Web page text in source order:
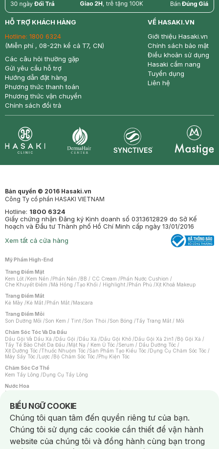
return nowfree price
HỖ TRỢ KHÁCH HÀNG
Hotline: 1800 6324
(Miễn phí , 08-22h kể cả T7, CN)
Các câu hỏi thường gặp
Gửi yêu cầu hỗ trợ
Hướng dẫn đặt hàng
Phương thức thanh toán
Phương thức vận chuyển
Chính sách đổi trả
VỀ HASAKI.VN
Giới thiệu Hasaki.vn
Chính sách bảo mật
Điều khoản sử dụng
Hasaki cẩm nang
Tuyển dụng
Liên hệ
Bản quyền © 2016 Hasaki.vn
Công Ty cổ phần HASAKI VIETNAM
Hotline: 1800 6324
Giấy chứng nhận Đăng ký Kinh doanh số 0313612829 do Sở Kế
hoạch và Đầu tư Thành phố Hồ Chí Minh cấp ngày 13/01/2016
Xem tất cả cửa hàng
Mỹ Phẩm High-End
Trang Điểm Mặt
Kem Lót /Kem Nền /Phấn Nền /BB / CC Cream /Phấn Nước Cushion /
Che Khuyết Điểm /Má Hồng /Tạo Khối / Highlight /Phấn Phủ /Xịt Khoá Makeup
Trang Điểm Mắt
Kẻ Mày /Kẻ Mắt /Phấn Mắt /Mascara
Trang Điểm Môi
Son Dưỡng Môi /Son Kem / Tint /Son Thỏi /Son Bóng /Tẩy Trang Mắt / Môi
Chăm Sóc Tóc Và Da Đầu
Dầu Gội Và Dầu Xả /Dầu Gội /Dầu Xả /Dầu Gội Khô /Dầu Gội Xả 2in1 /Bộ Gội Xả /
Tẩy Tế Bào Chết Da Đầu /Mặt Nạ / Kem Ủ Tóc /Serum / Dầu Dưỡng Tóc /
Xịt Dưỡng Tóc /Thuốc Nhuộm Tóc /Sản Phẩm Tạo Kiểu Tóc /Dụng Cụ Chăm Sóc Tóc /
Máy Sấy Tóc /Lược /Bộ Chăm Sóc Tóc /Phụ Kiện Tóc
Chăm Sóc Cơ Thể
Kem Tẩy Lông /Dụng Cụ Tẩy Lông
Nước Hoa
Nước Hoa Nữ
Chăm Sóc Cá Nhân
Chống Muỗi /Khẩu Trang /Máy Massage/Mặt Nạ Xông Hơi /Nước Rửa Tay/
Sản Phẩm Chăm Sóc Khác /Bàn Chải Đánh Răng /Bàn Chải Điện/
Hỗ Trợ Trắng Răng/Kem Đánh Răng /Máy Tăm Nước/ Nước Súc Miệng/
Tăm / Chỉ Nha Khoa/ Xịt Thơm Miệng / Dung Dịch Vệ Sinh/Dưỡng Vùng Kín/
Khăn Ướt Vệ Sinh Vùng Kín/Băng Vệ Sinh/Tampon/Bọt Cạo Râu /Dao Cạo Râu/
Máy Cạo Râu
BIỂU NGỮ COOKIE
Notice about cookies usage
Chúng tôi quan tâm đến quyền riêng tư của bạn.
Chúng tôi sử dụng các cookie cần thiết để vận hành
website của chúng tôi và đồng hành cùng bạn trong